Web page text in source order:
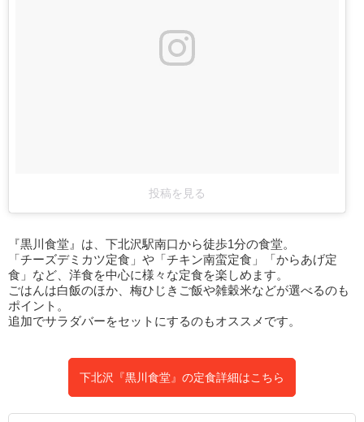
投稿を見る
『黒川食堂』は、下北沢駅南口から徒歩1分の食堂。
「チーズデミカツ定食」や「チキン南蛮定食」「からあげ定
食」など、洋食を中心に様々な定食を楽しめます。
ごはんは白飯のほか、梅ひじきご飯や雑穀米などが選べるのも
ポイント。
追加でサラダバーをセットにするのもオススメです。
下北沢『黒川食堂』の定食詳細はこちら